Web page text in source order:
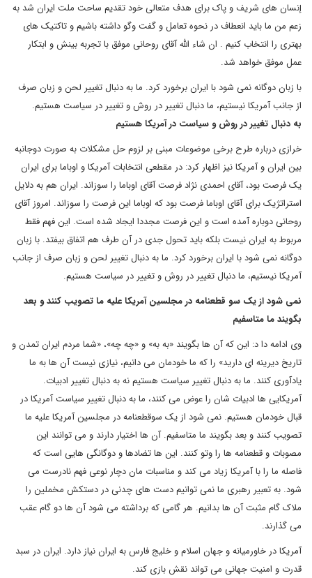
إنسان های شریف و پاک برای هدف متعالی خود تقدیم ساحت ملت ایران شد به
زعم من ما باید انعطاف در نحوه تعامل و گفت وگو داشته باشیم و تاکتیک های
بهتری را انتخاب کنیم . ان شاء الله آقای روحانی موفق با تجربه بینش و ابتکار
عمل موفق خواهد شد.
با زبان دوگانه نمی شود با ایران برخورد کرد. ما به دنبال تغییر لحن و زبان صرف
از جانب آمریکا نیستیم، ما دنبال تغییر در روش و تغییر در سیاست هستیم.
به دنبال تغییر در روش و سیاست در آمریکا هستیم
خرازی درباره طرح برخی موضوعات مبنی بر لزوم حل مشکلات به صورت دوجانبه
بین ایران و آمریکا نیز اظهار کرد: در مقطعی انتخابات آمریکا و اوباما برای ایران
یک فرصت بود، آقای احمدی نژاد فرصت آقای اوباما را سوزاند. ایران هم به دلایل
استراتژیک برای آقای اوباما فرصت بود که اوباما این فرصت را سوزاند. امروز آقای
روحانی دوباره آمده است و این فرصت مجددا ایجاد شده است. این فهم فقط
مربوط به ایران نیست بلکه باید تحول جدی در آن طرف هم اتفاق بیفتد. با زبان
دوگانه نمی شود با ایران برخورد کرد. ما به دنبال تغییر لحن و زبان صرف از جانب
آمریکا نیستیم، ما دنبال تغییر در روش و تغییر در سیاست هستیم.
نمی شود از یک سو قطعنامه در مجلسین آمریکا علیه ما تصویب کنند و بعد
بگویند ما متاسفیم
وی ادامه دا د: این که آن ها بگویند «به به» و «چه چه»، «شما مردم ایران تمدن و
تاریخ دیرینه ای دارید» را که ما خودمان می دانیم، نیازی نیست آن ها به ما
یادآوری کنند. ما به دنبال تغییر سیاست هستیم نه به دنبال تغییر ادبیات.
آمریکایی ها ادبیات شان را عوض می کنند، ما به دنبال تغییر سیاست آمریکا در
قبال خودمان هستیم. نمی شود از یک سوقطعنامه در مجلسین آمریکا علیه ما
تصویب کنند و بعد بگویند ما متاسفیم. آن ها اختیار دارند و می توانند این
مصوبات و قطعنامه ها را وتو کنند. این ها تضادها و دوگانگی هایی است که
فاصله ما را با آمریکا زیاد می کند و مناسبات مان دچار نوعی فهم نادرست می
شود. به تعبیر رهبری ما نمی توانیم دست های چدنی در دستکش مخملین را
ملاک گام مثبت آن ها بدانیم. هر گامی که برداشته می شود آن ها دو گام عقب
می گذارند.
آمریکا در خاورمیانه و جهان اسلام و خلیج فارس به ایران نیاز دارد. ایران در سبد
قدرت و امنیت جهانی می تواند نقش بازی کند.